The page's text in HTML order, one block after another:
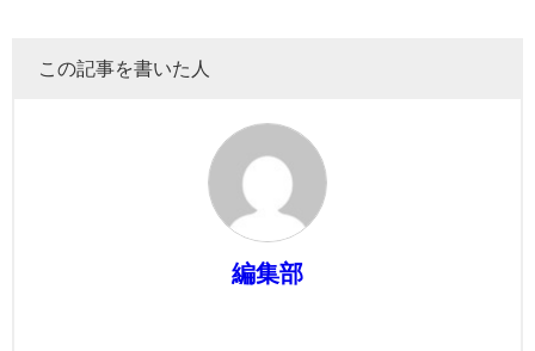
この記事を書いた人
編集部